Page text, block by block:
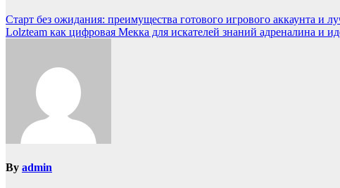
Старт без ожидания: преимущества готового игрового аккаунта и
Lolzteam как цифровая Мекка для искателей знаний адреналина и
By admin